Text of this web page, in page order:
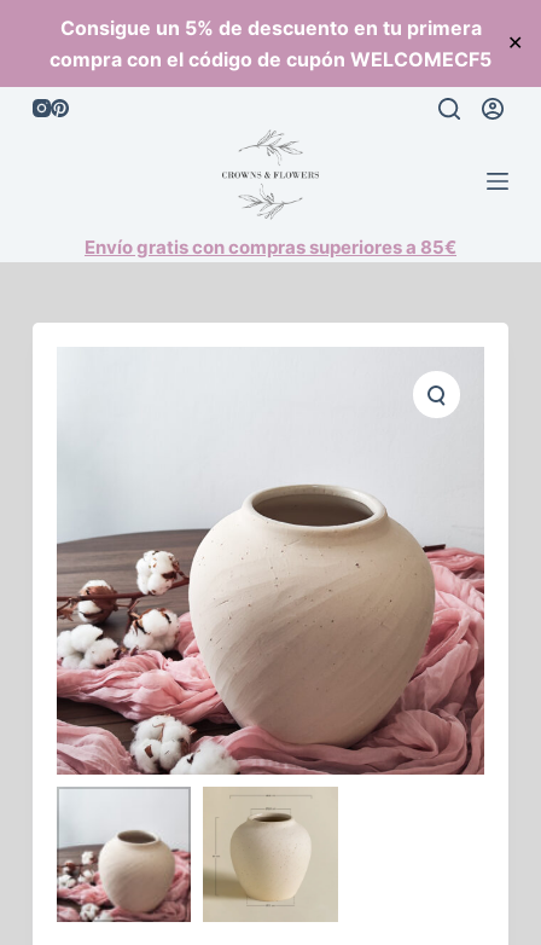
Consigue un 5% de descuento en tu primera
compra con el código de cupón WELCOMECF5
✕
l
Envío gratis con compras superiores a 85€